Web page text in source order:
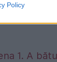
Policy